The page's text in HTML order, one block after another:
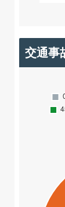
交通事